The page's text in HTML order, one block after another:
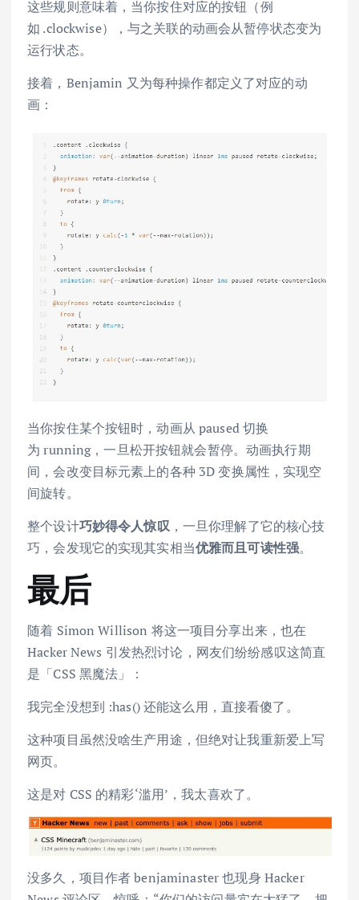
这些规则意味着，当你按住对应的按钮（例
如 .clockwise），与之关联的动画会从暂停状态变为
运行状态。
接着，Benjamin 又为每种操作都定义了对应的动
画：
当你按住某个按钮时，动画从 paused 切换
为 running，一旦松开按钮就会暂停。动画执行期
间，会改变目标元素上的各种 3D 变换属性，实现空
间旋转。
整个设计巧妙得令人惊叹，一旦你理解了它的核心技
巧，会发现它的实现其实相当优雅而且可读性强。
最后
随着 Simon Willison 将这一项目分享出来，也在
Hacker News 引发热烈讨论，网友们纷纷感叹这简直
是「CSS 黑魔法」：
我完全没想到 :has() 还能这么用，直接看傻了。
这种项目虽然没啥生产用途，但绝对让我重新爱上写
网页。
这是对 CSS 的精彩‘滥用’，我太喜欢了。
没多久，项目作者 benjaminaster 也现身 Hacker